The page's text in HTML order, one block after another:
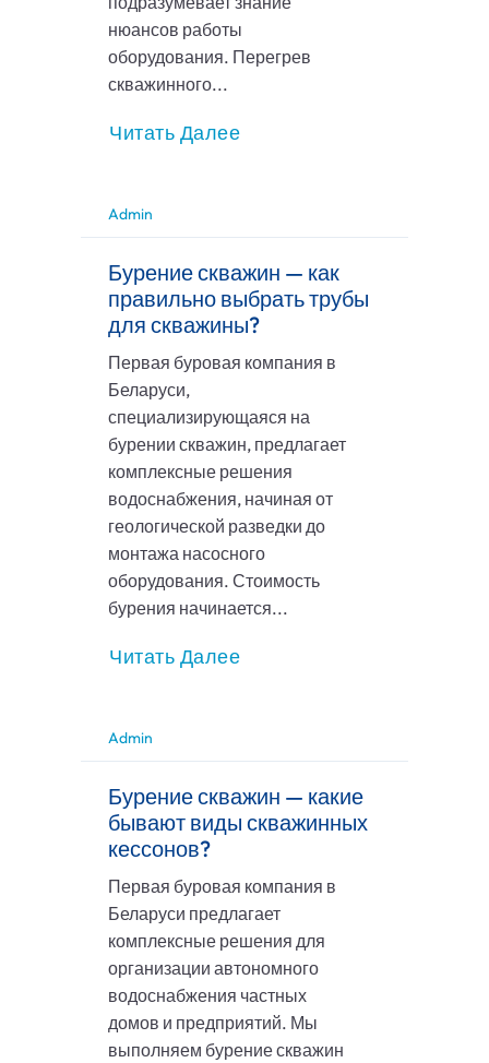
нюансов работы
оборудования. Перегрев
скважинного...
Читать Далее
Admin
Бурение скважин — как
правильно выбрать трубы
для скважины?
Первая буровая компания в
Беларуси,
специализирующаяся на
бурении скважин, предлагает
комплексные решения
водоснабжения, начиная от
геологической разведки до
монтажа насосного
оборудования. Стоимость
бурения начинается...
Читать Далее
Admin
Бурение скважин — какие
бывают виды скважинных
кессонов?
Первая буровая компания в
Беларуси предлагает
комплексные решения для
организации автономного
водоснабжения частных
домов и предприятий. Мы
выполняем бурение скважин